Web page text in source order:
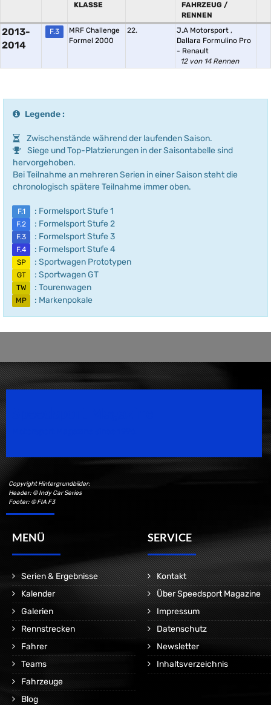
KLASSE
FAHRZEUG /
RENNEN
2013-
2014
F.3
MRF Challenge
Formel 2000
22. J.A Motorsport ,
Dallara Formulino Pro
- Renault
12 von 14 Rennen
Legende :
Zwischenstände während der laufenden Saison.
Siege und Top-Platzierungen in der Saisontabelle sind
hervorgehoben.
Bei Teilnahme an mehreren Serien in einer Saison steht die
chronologisch spätere Teilnahme immer oben.
F.1 : Formelsport Stufe 1
F.2 : Formelsport Stufe 2
F.3 : Formelsport Stufe 3
F.4 : Formelsport Stufe 4
SP : Sportwagen Prototypen
GT : Sportwagen GT
TW : Tourenwagen
MP : Markenpokale
Copyright Hintergrundbilder:
Header: © Indy Car Series
Footer: © FIA F3
MENÜ
Serien & Ergebnisse
Kalender
Galerien
Rennstrecken
Fahrer
Teams
Fahrzeuge
Blog
SERVICE
Kontakt
Über Speedsport Magazine
Impressum
Datenschutz
Newsletter
Inhaltsverzeichnis